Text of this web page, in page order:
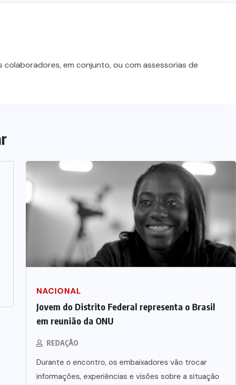
colaboradores, em conjunto, ou com assessorias de
NACIONAL
Jovem do Distrito Federal representa o Brasil
em reunião da ONU
REDAÇÃO
Durante o encontro, os embaixadores vão trocar
informações, experiências e visões sobre a situação